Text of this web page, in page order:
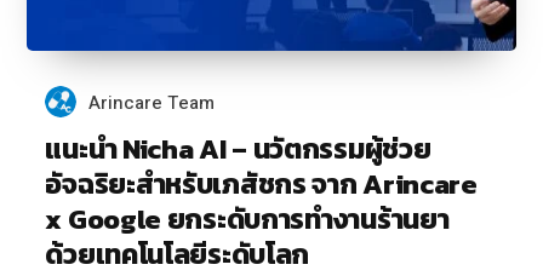
Arincare Team
แนะนำ Nicha AI – นวัตกรรมผู้ช่วย
อัจฉริยะสำหรับเภสัชกร จาก Arincare
x Google ยกระดับการทำงานร้านยา
ด้วยเทคโนโลยีระดับโลก